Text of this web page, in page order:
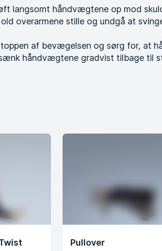
langsomt håndvægtene op mod
overarmene stille og undgå at
af bevægelsen og sørg for, at
håndvægtene gradvist tilbage til
Pullover